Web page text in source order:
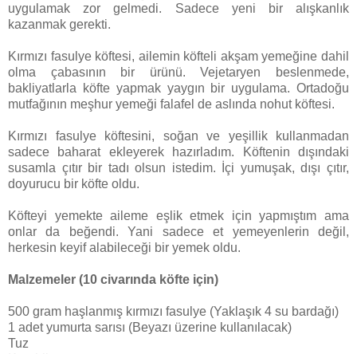
uygulamak zor gelmedi. Sadece yeni bir alışkanlık
kazanmak gerekti.
Kırmızı fasulye köftesi, ailemin köfteli akşam yemeğine dahil
olma çabasının bir ürünü. Vejetaryen beslenmede,
bakliyatlarla köfte yapmak yaygın bir uygulama. Ortadoğu
mutfağının meşhur yemeği falafel de aslında nohut köftesi.
Kırmızı fasulye köftesini, soğan ve yeşillik kullanmadan
sadece baharat ekleyerek hazırladım. Köftenin dışındaki
susamla çıtır bir tadı olsun istedim. İçi yumuşak, dışı çıtır,
doyurucu bir köfte oldu.
Köfteyi yemekte aileme eşlik etmek için yapmıştım ama
onlar da beğendi. Yani sadece et yemeyenlerin değil,
herkesin keyif alabileceği bir yemek oldu.
Malzemeler (10 civarında köfte için)
500 gram haşlanmış kırmızı fasulye (Yaklaşık 4 su bardağı)
1 adet yumurta sarısı (Beyazı üzerine kullanılacak)
Tuz